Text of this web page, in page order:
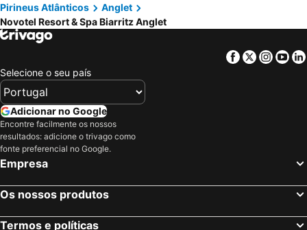
Pirineus Atlânticos
Anglet
Novotel Resort & Spa Biarritz Anglet
Facebook
Twitter
Selecione o seu país
Adicionar no Google
Encontre facilmente os nossos
resultados: adicione o trivago como
fonte preferencial no Google.
Empresa
Os nossos produtos
Termos e políticas